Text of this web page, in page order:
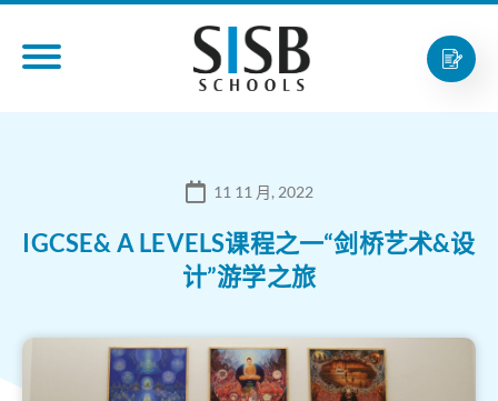
11 11 月, 2022
IGCSE& A LEVELS课程之一“剑桥艺术&设
计”游学之旅